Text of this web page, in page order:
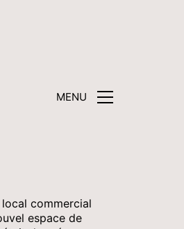
MENU
local commercial
espace de